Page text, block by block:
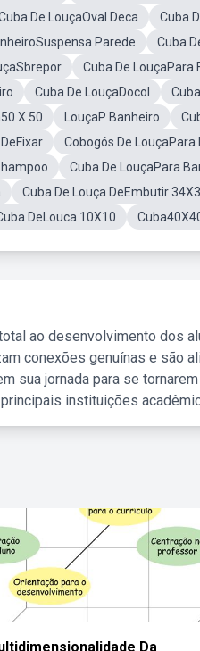
De LouçaOval Deca
Cuba
Parede
Cuba
Cuba De LouçaPara
Cuba De LouçaDocol
X 50 LouçaP Banheiro
Cobogós De LouçaPara
Cuba De LouçaPara
Cuba De Louça DeEmbutir
DeLouca 10X10
ao desenvolvimento dos
conexões genuínas e são
sua jornada para se
instituições
Da